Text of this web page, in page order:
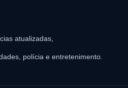
atualizadas,
polícia e entretenimento.